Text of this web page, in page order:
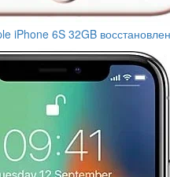
iPhone 6S 32GB